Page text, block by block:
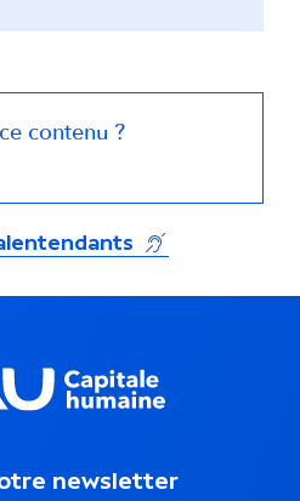
contenu ?
(s'ouvre dans
newsletter